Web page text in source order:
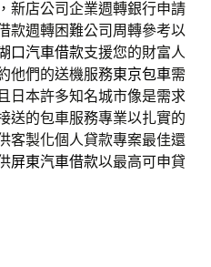
新店公司企業週轉銀行申請
款週轉困難公司周轉參考以
口汽車借款支援您的財富人
他們的送機服務東京包車需
日本許多知名城市像是需求
送的包車服務專業以扎實的
客製化個人貸款專案最佳還
屏東汽車借款以最高可申貸